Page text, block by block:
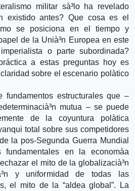
militar sà³lo ha revelado
existido antes? Que cosa es el
se posiciona en el tiempo y
de la Unià³n Europea en este
o parte subordinada?
a estas preguntas hoy es
sobre el escenario polà­tico
fundamentos estructurales que –
mutua – se puede
de la coyuntura polà­tica
total sobre sus competidores
la pos-Segunda Guerra Mundial
en la economà­a
el mito de la globalizacià³n
y uniformidad de todas las
el mito de la “aldea global”. La